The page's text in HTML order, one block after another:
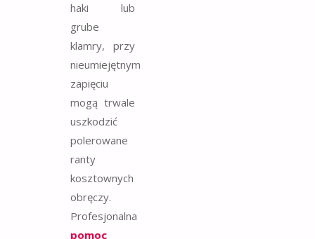
haki lub
grube
klamry, przy
nieumiejętnym
zapięciu
mogą trwale
uszkodzić
polerowane
ranty
kosztownych
obręczy.
Profesjonalna
pomoc